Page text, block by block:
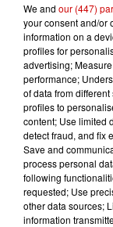
We and our (447)
your consent and/or
information on a
profiles for
advertising;
performance;
of data from
profiles to
content; Use limited
detect fraud, and fix
Save and
process personal
following
requested; Use
other data sources;
information